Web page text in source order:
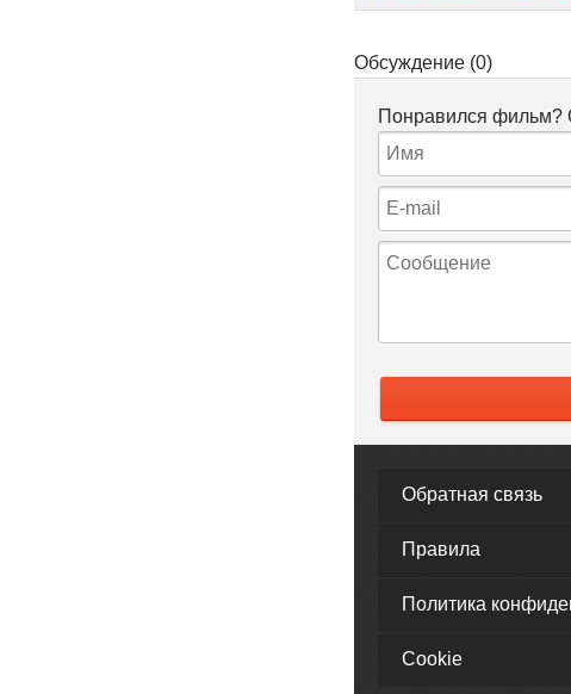
Обсуждение (0)
Понравился фильм?
Обратная связь
Правила
Политика
Cookie